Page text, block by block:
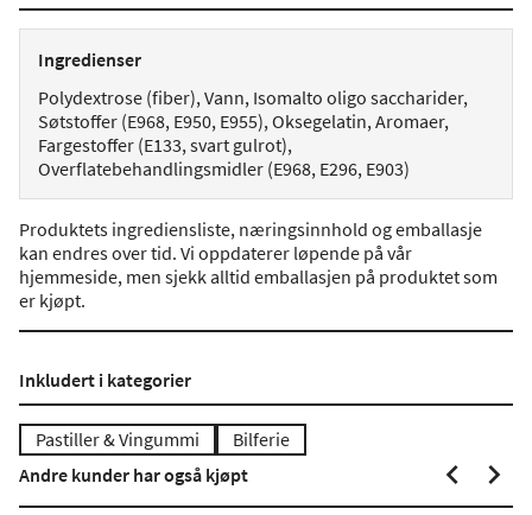
Ingredienser
Polydextrose (fiber), Vann, Isomalto oligo saccharider,
Søtstoffer (E968, E950, E955), Oksegelatin, Aromaer,
Fargestoffer (E133, svart gulrot),
Overflatebehandlingsmidler (E968, E296, E903)
Produktets ingrediensliste, næringsinnhold og emballasje
kan endres over tid. Vi oppdaterer løpende på vår
hjemmeside, men sjekk alltid emballasjen på produktet som
er kjøpt.
Inkludert i kategorier
Pastiller & Vingummi
Bilferie
Andre kunder har også kjøpt